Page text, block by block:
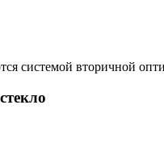
системой вторичной